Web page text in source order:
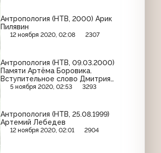
Антропология (НТВ, 2000) Арик
Пилявин
12 ноября 2020, 02:08 2307
Антропология (НТВ, 09.03.2000)
Памяти Артёма Боровика.
Вступительное слово Дмитрия
Диброва
5 ноября 2020, 02:53 3293
Антропология (НТВ, 25.08.1999)
Артемий Лебедев
12 ноября 2020, 02:01 2904